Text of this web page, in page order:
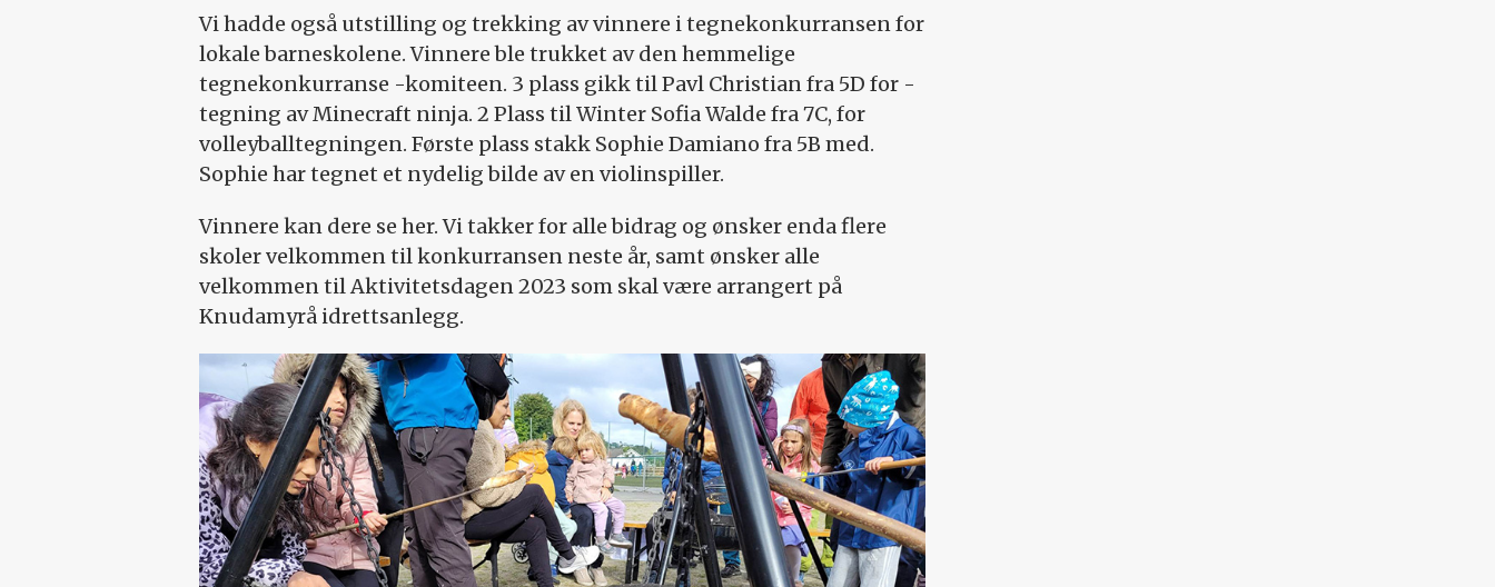
Vi hadde også utstilling og trekking av vinnere i tegnekonkurransen for
lokale barne­skolene. Vinnere ble trukket av den hemmelige
tegnekonkurranse -komiteen. 3 plass gikk til Pavl Christian fra 5D for ­
tegning av Minecraft ninja. 2 Plass til Winter Sofia Walde fra 7C, for
volleyballtegningen. Første plass stakk Sophie Damiano fra 5B med.
Sophie har tegnet et nydelig bilde av en violinspiller.
Vinnere kan dere se her. Vi takker for alle bidrag og ønsker enda flere
skoler velkommen til konkurransen neste år, samt ønsker alle
velkommen til Aktivitetsdagen 2023 som skal være arrangert på
Knudamyrå idrettsanlegg.